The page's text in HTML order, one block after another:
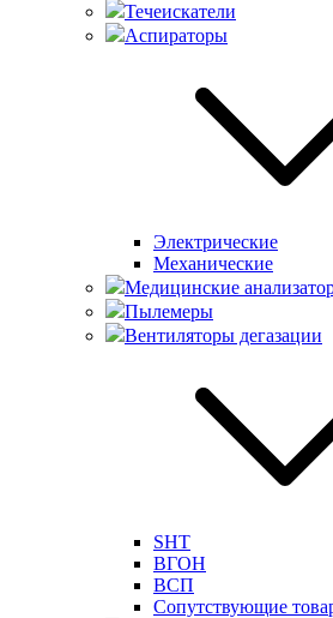
Течеискатели
Аспираторы
Электрические
Механические
Медицинские
Пылемеры
Вентиляторы дегазации
SHT
ВГОН
ВСП
Сопутствующие